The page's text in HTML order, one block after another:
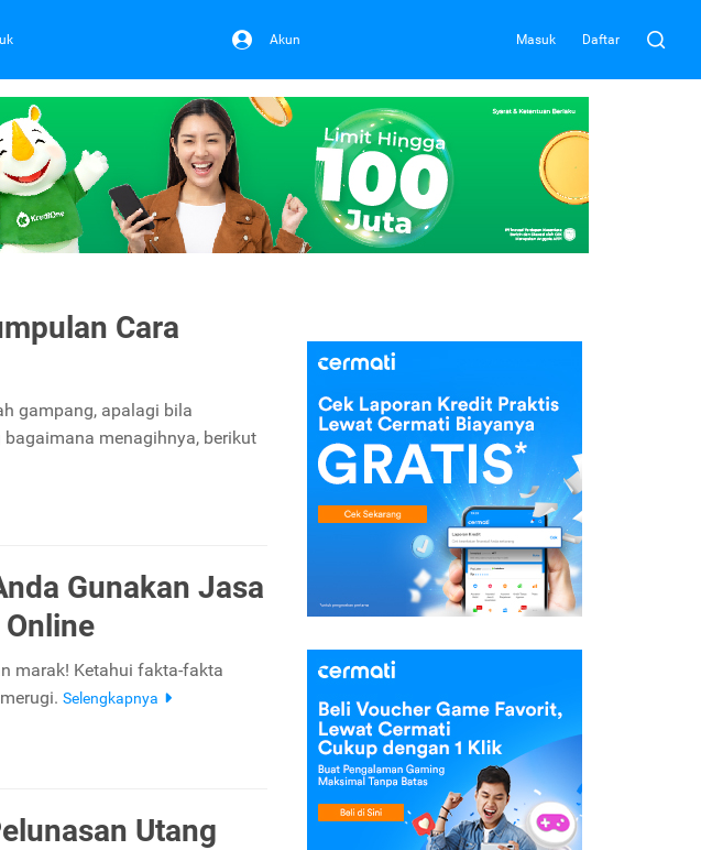
Akun Masuk Daftar
Cara
gampang, apalagi bila
menagihnya, berikut
Gunakan Jasa
marak! Ketahui fakta-fakta
Selengkapnya
Utang